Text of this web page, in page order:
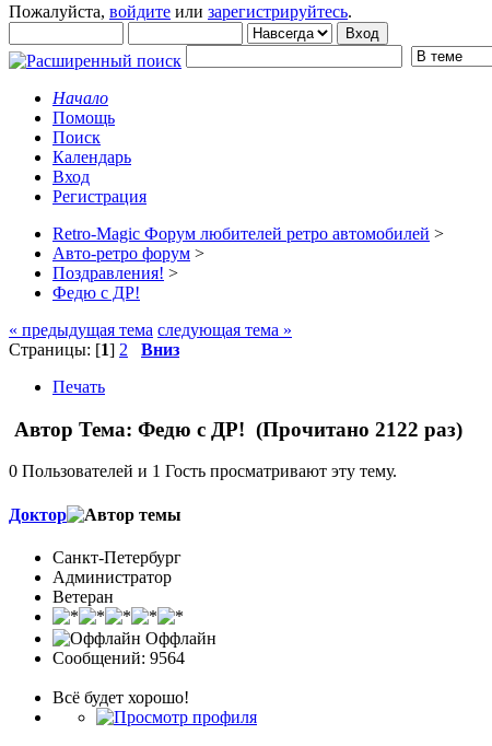
Пожалуйста, войдите или зарегистрируйтесь.
Начало
Помощь
Поиск
Календарь
Вход
Регистрация
Retro-Magic Форум любителей ретро автомобилей >
Авто-ретро форум >
Поздравления! >
Федю с ДР!
« предыдущая тема следующая тема »
Страницы: [1] 2
Вниз
Печать
Автор Тема: Федю с ДР! (Прочитано 2122 раз)
0 Пользователей и 1 Гость просматривают эту тему.
Доктор
Санкт-Петербург
Администратор
Ветеран
Оффлайн
Сообщений: 9564
Всё будет хорошо!